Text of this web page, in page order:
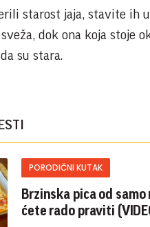
starost jaja, stavite ih
dok ona koja stoje
su stara.
PORODIČNI KUTAK
Brzinska pica od
ćete rado praviti